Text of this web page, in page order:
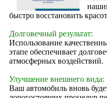
быстро восстановить
Долговечный результат:
Использование
этапе обеспечивает
атмосферных воздействий.
Улучшение внешнего вида:
Ваш автомобиль вновь